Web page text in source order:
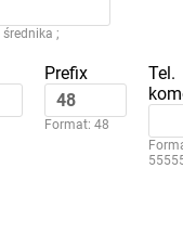
;
Prefix
Format: 48
Tel.